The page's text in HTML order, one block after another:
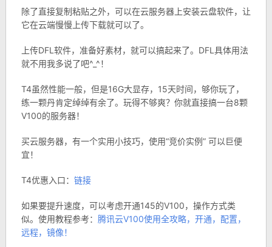
除了直接复制粘贴之外，可以在云服务器上安装云盘软件，让
它在云端慢慢上传下载就可以了。
上传DFL软件，准备好素材，就可以搞起来了。DFL具体用法
就不用我多说了吧^_^！
T4虽然性能一般，但是16G大显存，15天时间，够你玩了，
练一颗丹肯定绰绰有余了。玩得不够爽？你就直接搞一台8颗
V100的服务器！
买云服务器，有一个实用小技巧，使用“竞价实例” 可以巨便
宜！
T4优惠入口： 链接
如果要提升速度，可以考虑开通145的V100，操作方式类
似。使用教程参考： 腾讯云V100使用全攻略，开通，配置，
远程，镜像！